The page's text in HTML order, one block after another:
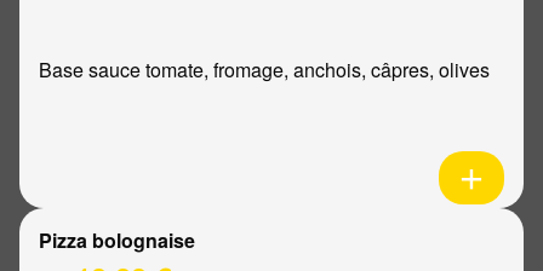
Base sauce tomate, fromage, anchois, câpres, olives
Pizza bolognaise